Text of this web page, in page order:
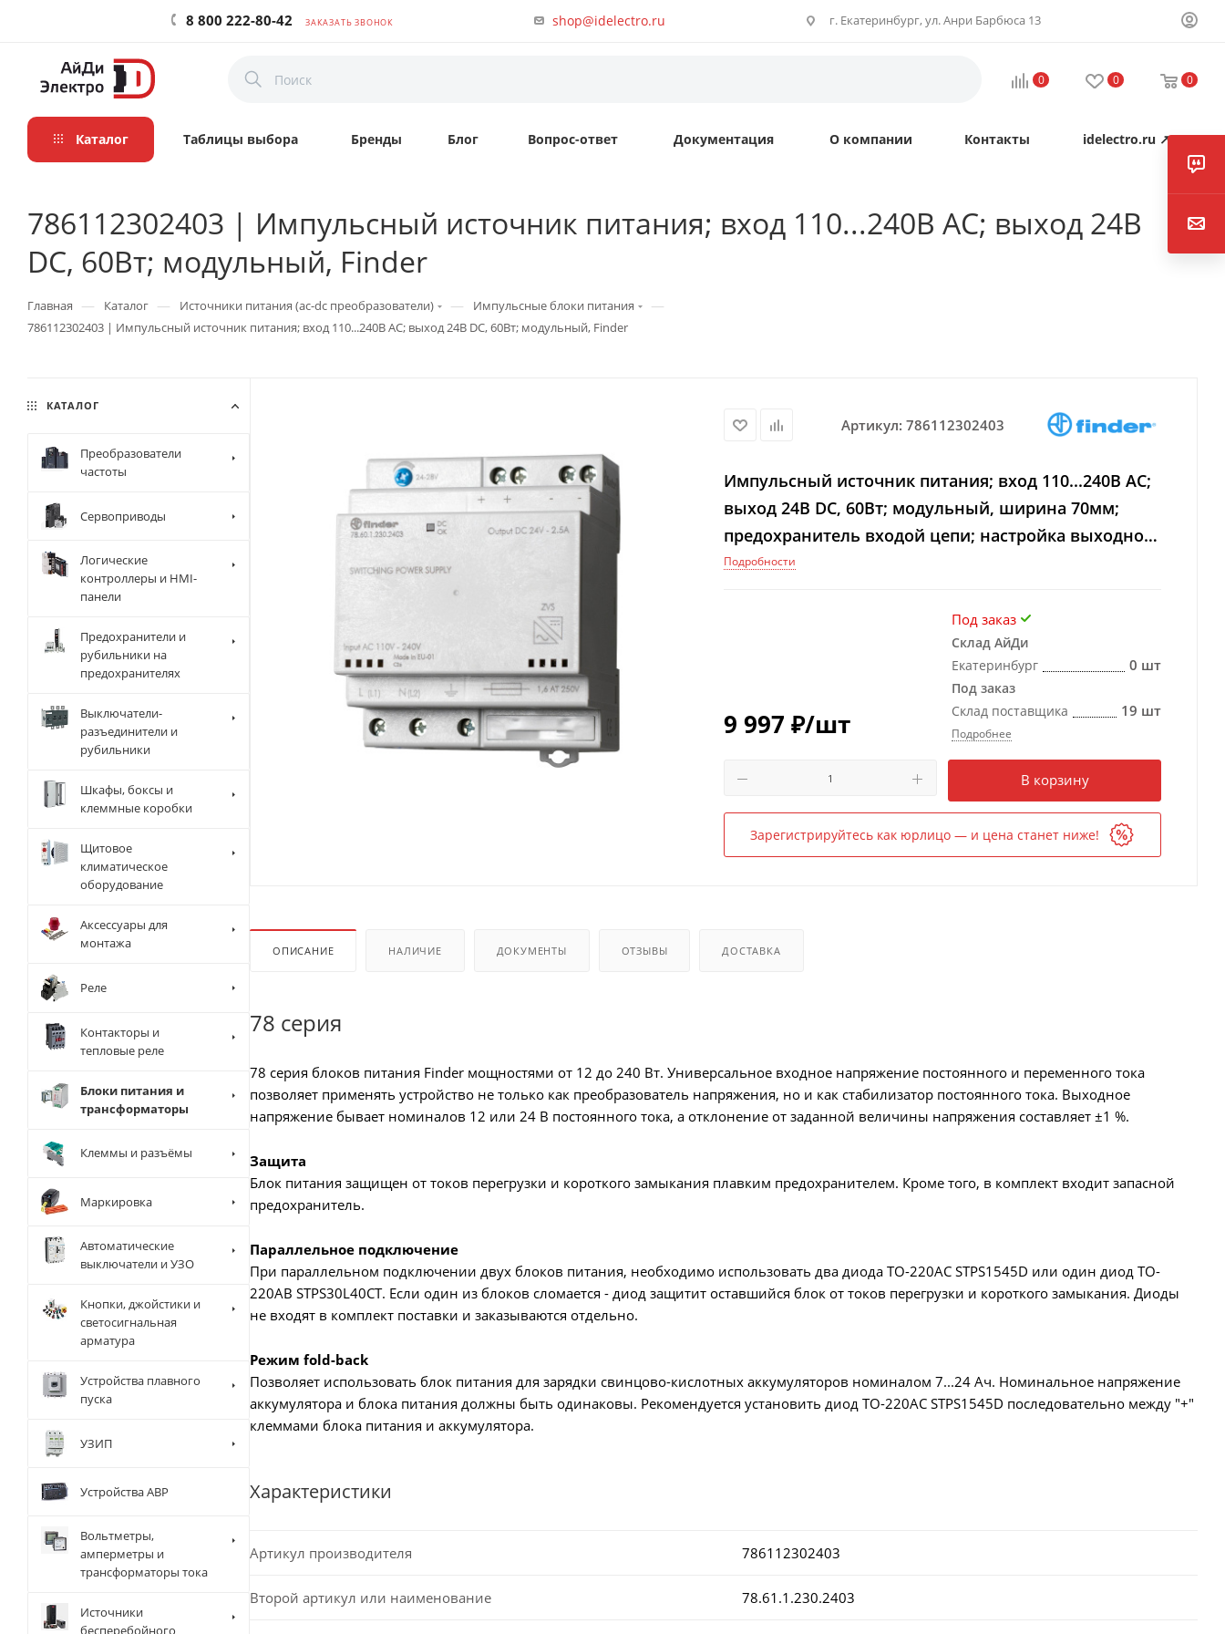
8 800 222-80-42 ЗАКАЗАТЬ ЗВОНОК shop@idelectro.ru г. Екатеринбург, ул. Анри Барбюса 13
0 0 0
Каталог Таблицы выбора Бренды Блог Вопрос-ответ Документация О компании Контакты idelectro.ru ↗
786112302403 | Импульсный источник питания; вход 110...240В AC; выход 24В
DC, 60Вт; модульный, Finder
Главная — Каталог — Источники питания (ac-dc преобразователи) — Импульсные блоки питания —
786112302403 | Импульсный источник питания; вход 110...240В AC; выход 24В DC, 60Вт; модульный, Finder
Артикул: 786112302403
Импульсный источник питания; вход 110...240В AC;
выход 24В DC, 60Вт; модульный, ширина 70мм;
предохранитель входой цепи; настройка выходного
напряжени
Подробности
9 997 ₽/шт
Под заказ
Склад АйДи
Екатеринбург
0 шт
Под заказ
Склад поставщика
19 шт
Подробнее
В корзину
Зарегистрируйтесь как юрлицо — и цена станет ниже!
ОПИСАНИЕ НАЛИЧИЕ ДОКУМЕНТЫ ОТЗЫВЫ ДОСТАВКА
78 серия
78 серия блоков питания Finder мощностями от 12 до 240 Вт. Универсальное входное напряжение постоянного и переменного тока
позволяет применять устройство не только как преобразователь напряжения, но и как стабилизатор постоянного тока. Выходное
напряжение бывает номиналов 12 или 24 В постоянного тока, а отклонение от заданной величины напряжения составляет ±1 %.
Защита
Блок питания защищен от токов перегрузки и короткого замыкания плавким предохранителем. Кроме того, в комплект входит запасной
предохранитель.
Параллельное подключение
При параллельном подключении двух блоков питания, необходимо использовать два диода TO-220AC STPS1545D или один диод TO-
220AB STPS30L40CT. Если один из блоков сломается - диод защитит оставшийся блок от токов перегрузки и короткого замыкания. Диоды
не входят в комплект поставки и заказываются отдельно.
Режим fold-back
Позволяет использовать блок питания для зарядки свинцово-кислотных аккумуляторов номиналом 7...24 Ач. Номинальное напряжение
аккумулятора и блока питания должны быть одинаковы. Рекомендуется установить диод TO-220AC STPS1545D последовательно между "+"
клеммами блока питания и аккумулятора.
Характеристики
Артикул производителя 786112302403
Второй артикул или наименование 78.61.1.230.2403
КАТАЛОГ
Преобразователи
частоты
Сервоприводы
Логические
контроллеры и HMI-
панели
Предохранители и
рубильники на
предохранителях
Выключатели-
разъединители и
рубильники
Шкафы, боксы и
клеммные коробки
Щитовое
климатическое
оборудование
Аксессуары для
монтажа
Реле
Контакторы и
тепловые реле
Блоки питания и
трансформаторы
Клеммы и разъёмы
Маркировка
Автоматические
выключатели и УЗО
Кнопки, джойстики и
светосигнальная
арматура
Устройства плавного
пуска
УЗИП
Устройства АВР
Вольтметры,
амперметры и
трансформаторы тока
Источники
бесперебойного